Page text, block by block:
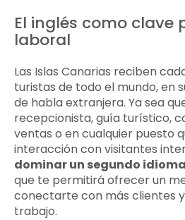
El inglés como clave
laboral
Las Islas Canarias reciben
turistas de todo el mundo, en
de habla extranjera. Ya sea
recepcionista, guía turístico,
ventas o en cualquier puesto
interacción con visitantes
dominar un segundo idioma
que te permitirá ofrecer un
conectarte con más clientes
trabajo.